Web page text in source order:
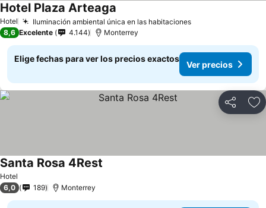
Hotel Iluminación ambiental única en las habitaciones
Hotel Plaza Arteaga
8,6 Excelente 4.144 Monterrey
Elige fechas para ver los precios exactos
Ver precios
Compartir
Hotel
Santa Rosa 4Rest
6,0 189 Monterrey